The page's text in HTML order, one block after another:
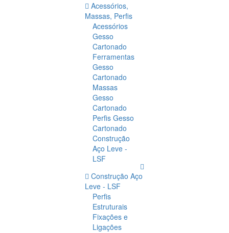
Acessórios,
Massas, Perfis
Acessórios
Gesso
Cartonado
Ferramentas
Gesso
Cartonado
Massas
Gesso
Cartonado
Perfis Gesso
Cartonado
Construção
Aço Leve -
LSF
Construção Aço
Leve - LSF
Perfis
Estruturais
Fixações e
Ligações